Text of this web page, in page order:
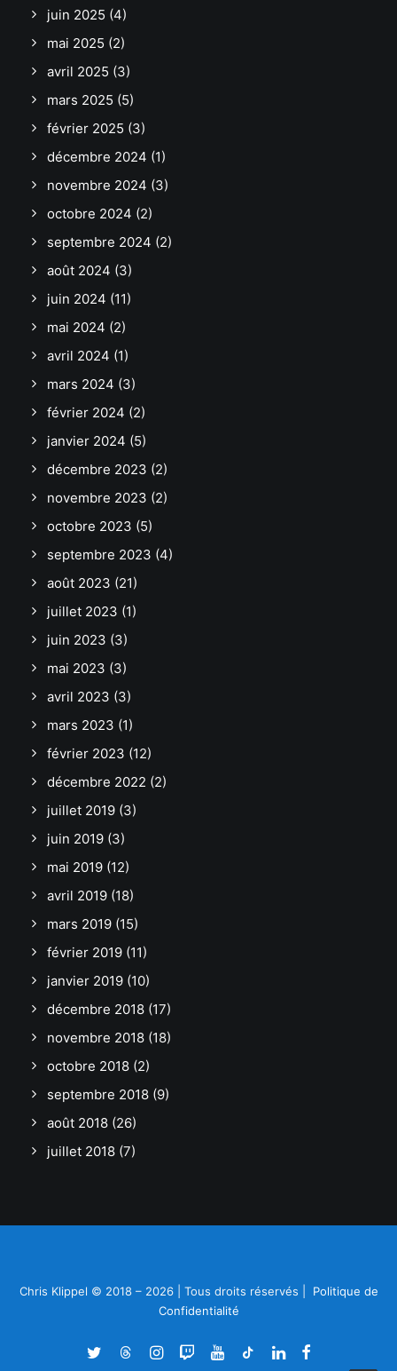
juin 2025 (4)
mai 2025 (2)
avril 2025 (3)
mars 2025 (5)
février 2025 (3)
décembre 2024 (1)
novembre 2024 (3)
octobre 2024 (2)
septembre 2024 (2)
août 2024 (3)
juin 2024 (11)
mai 2024 (2)
avril 2024 (1)
mars 2024 (3)
février 2024 (2)
janvier 2024 (5)
décembre 2023 (2)
novembre 2023 (2)
octobre 2023 (5)
septembre 2023 (4)
août 2023 (21)
juillet 2023 (1)
juin 2023 (3)
mai 2023 (3)
avril 2023 (3)
mars 2023 (1)
février 2023 (12)
décembre 2022 (2)
juillet 2019 (3)
juin 2019 (3)
mai 2019 (12)
avril 2019 (18)
mars 2019 (15)
février 2019 (11)
janvier 2019 (10)
décembre 2018 (17)
novembre 2018 (18)
octobre 2018 (2)
septembre 2018 (9)
août 2018 (26)
juillet 2018 (7)
Chris Klippel © 2018 – 2026 | Tous droits réservés | Politique de
Confidentialité